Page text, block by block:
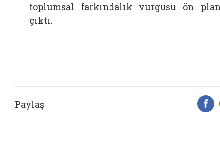
toplumsal farkındalık vurgusu ön
çıktı.
Paylaş